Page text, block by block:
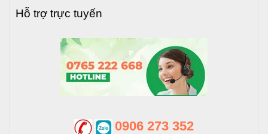
Hỗ trợ trực tuyến
0906 273 352